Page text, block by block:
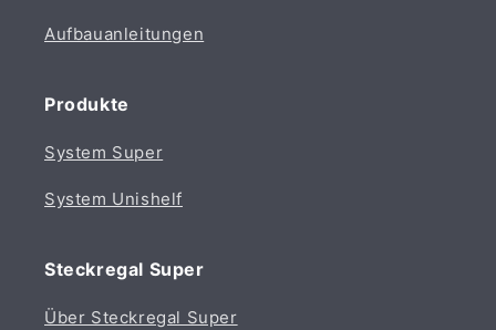
Aufbauanleitungen
Produkte
System Super
System Unishelf
Steckregal Super
Über Steckregal Super